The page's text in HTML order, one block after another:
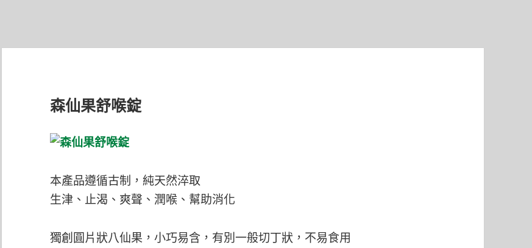
森仙果舒喉錠
本產品遵循古制，純天然淬取
生津、止渴、爽聲、潤喉、幫助消化
獨創圓片狀八仙果，小巧易含，有別一般切丁狀，不易食用